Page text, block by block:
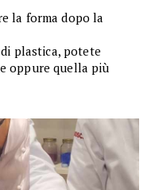
la forma dopo la
plastica, potete
oppure quella più